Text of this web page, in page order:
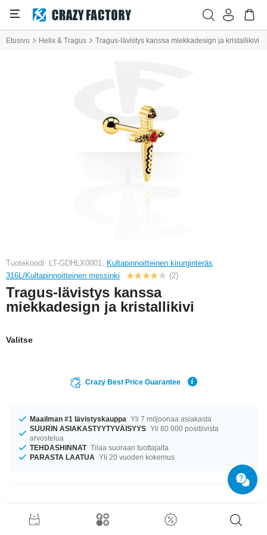
Etusivu Helix & Tragus Tragus-lävistys kanssa miekkadesign ja kristallikivi
Tuotekoodi: LT-GDHLX0001, Kultapinnoitteinen kirurginteräs
316L/Kultapinnoitteinen messinki
(2)
Tragus-lävistys kanssa
miekkadesign ja kristallikivi
Valitse
Crazy Best Price Guarantee
Maailman #1 lävistyskauppa Yli 7 miljoonaa asiakasta
SUURIN ASIAKASTYYTYVÄISYYS Yli 80 000 positiivista
arvostelua
TEHDASHINNAT Tilaa suoraan tuottajalta
PARASTA LAATUA Yli 20 vuoden kokemus
Tuotetiedot